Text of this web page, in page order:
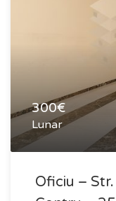
300€
Lunar
Oficiu –